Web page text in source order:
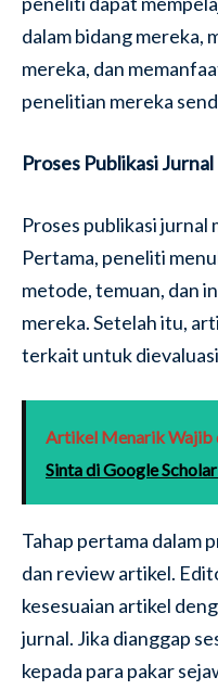
dalam bidang mereka,
mereka, dan
penelitian mereka
Proses Publikasi Jurnal
Proses publikasi jurnal
Pertama, peneliti
metode, temuan, dan
mereka. Setelah itu,
terkait untuk
Artikel Menarik Wajib
Sinta di Google
Tahap pertama dalam
dan review artikel.
kesesuaian artikel
jurnal. Jika dianggap
kepada para pakar